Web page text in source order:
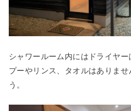
シャワールーム内にはドライヤ
プーやリンス、タオルはありませ
う。